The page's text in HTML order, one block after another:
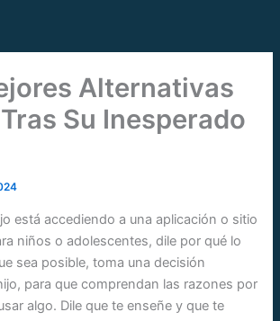
Alternativas
Su Inesperado
está accediendo a una aplicación o sitio
niños o adolescentes, dile por qué lo
sea posible, toma una decisión
para que comprendan las razones por
algo. Dile que te enseñe y que te